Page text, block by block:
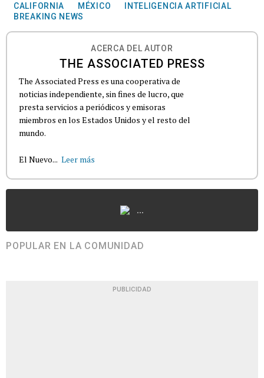
CALIFORNIA
MÉXICO
INTELIGENCIA ARTIFICIAL
BREAKING NEWS
ACERCA DEL AUTOR
THE ASSOCIATED PRESS
The Associated Press es una cooperativa de
noticias independiente, sin fines de lucro, que
presta servicios a periódicos y emisoras
miembros en los Estados Unidos y el resto del
mundo.
El Nuevo... Leer más
...
POPULAR EN LA COMUNIDAD
PUBLICIDAD